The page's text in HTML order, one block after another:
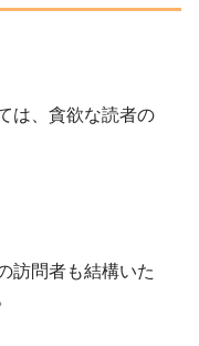
は、貪欲な読者の
訪問者も結構いた